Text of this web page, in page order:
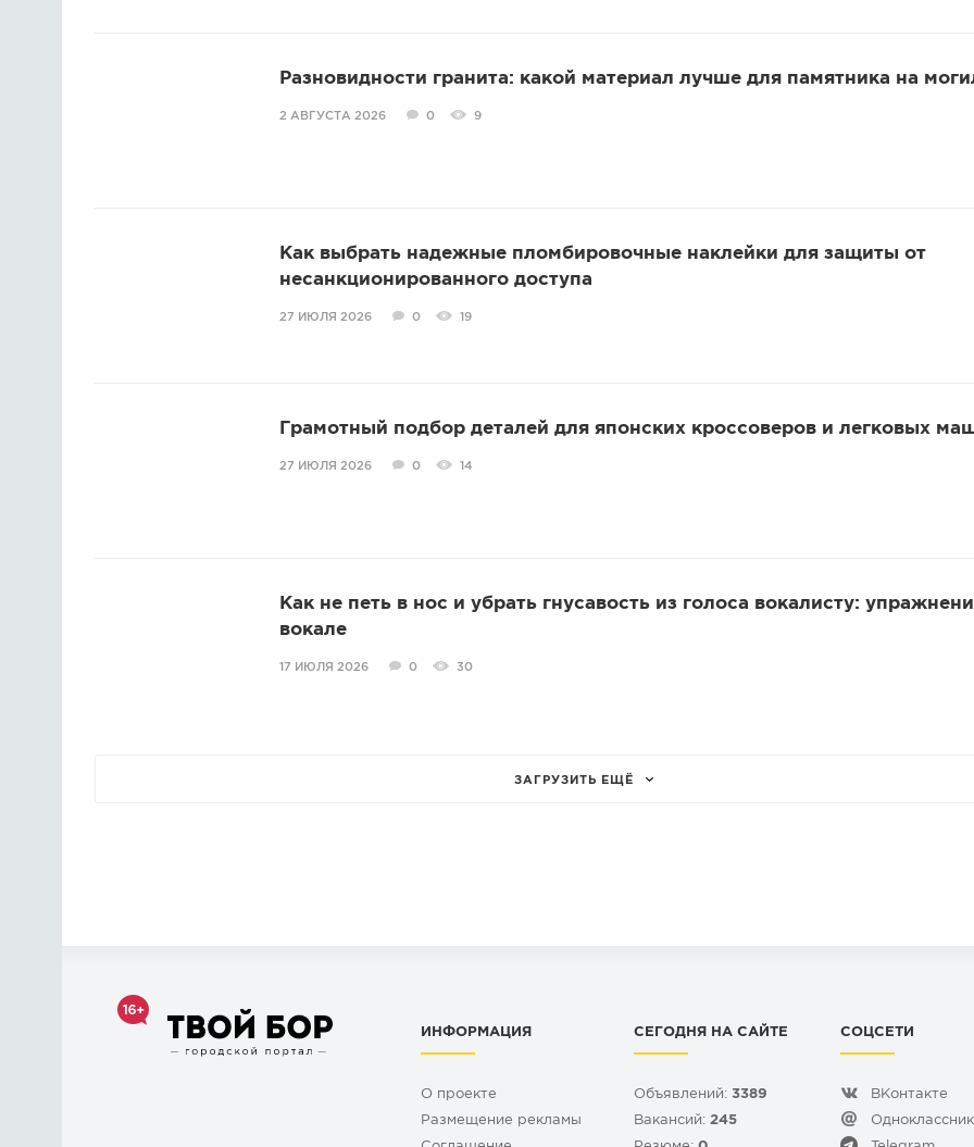
Разновидности гранита: какой материал лучше для памятника на
2 АВГУСТА 2026 0 9
Как выбрать надежные пломбировочные наклейки для защиты от
несанкционированного доступа
27 ИЮЛЯ 2026 0 19
Грамотный подбор деталей для японских кроссоверов и легковых
27 ИЮЛЯ 2026 0 14
Как не петь в нос и убрать гнусавость из голоса вокалисту:
вокале
17 ИЮЛЯ 2026 0 30
ЗАГРУЗИТЬ ЕЩЁ
ИНФОРМАЦИЯ
О проекте
Размещение рекламы
СЕГОДНЯ НА САЙТЕ
Объявлений: 3389
Вакансий: 245
СОЦСЕТИ
ВКонтакте